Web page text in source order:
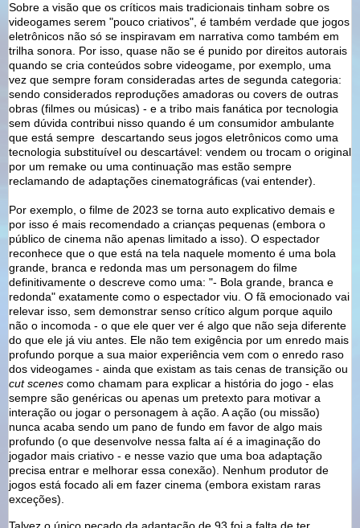
Sobre a visão que os críticos mais tradicionais tinham sobre os
videogames serem "pouco criativos", é também verdade que jogos
eletrônicos não só se inspiravam em narrativa como também em
trilha sonora. Por isso, quase não se é punido por direitos autorais
quando se cria conteúdos sobre videogame, por exemplo, uma
vez que sempre foram consideradas artes de segunda categoria:
sendo considerados reproduções amadoras ou covers de outras
obras (filmes ou músicas) - e a tribo mais fanática por tecnologia
sem dúvida contribui nisso quando é um consumidor ambulante
que está sempre descartando seus jogos eletrônicos como uma
tecnologia substituível ou descartável: vendem ou trocam o original
por um remake ou uma continuação mas estão sempre
reclamando de adaptações cinematográficas (vai entender).
Por exemplo, o filme de 2023 se torna auto explicativo demais e
por isso é mais recomendado a crianças pequenas (embora o
público de cinema não apenas limitado a isso). O espectador
reconhece que o que está na tela naquele momento é uma bola
grande, branca e redonda mas um personagem do filme
definitivamente o descreve como uma: "- Bola grande, branca e
redonda" exatamente como o espectador viu. O fã emocionado vai
relevar isso, sem demonstrar senso crítico algum porque aquilo
não o incomoda - o que ele quer ver é algo que não seja diferente
do que ele já viu antes. Ele não tem exigência por um enredo mais
profundo porque a sua maior experiência vem com o enredo raso
dos videogames - ainda que existam as tais cenas de transição ou
cut scenes como chamam para explicar a história do jogo - elas
sempre são genéricas ou apenas um pretexto para motivar a
interação ou jogar o personagem à ação. A ação (ou missão)
nunca acaba sendo um pano de fundo em favor de algo mais
profundo (o que desenvolve nessa falta aí é a imaginação do
jogador mais criativo - e nesse vazio que uma boa adaptação
precisa entrar e melhorar essa conexão). Nenhum produtor de
jogos está focado ali em fazer cinema (embora existam raras
exceções).
Talvez o único pecado da adaptação de 93 foi a falta de ter